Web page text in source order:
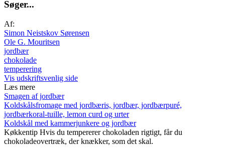
Søger...
Af:
Simon Neistskov Sørensen
Ole G. Mouritsen
jordbær
chokolade
temperering
Vis udskriftsvenlig side
Læs mere
Smagen af jordbær
Koldskålsfromage med jordbæris, jordbær, jordbærpuré,
jordbærkoral-tuille, lemon curd og urter
Koldskål med kammerjunkere og jordbær
Køkkentip Hvis du tempererer chokoladen rigtigt, får du
chokoladeovertræk, der knækker, som det skal.